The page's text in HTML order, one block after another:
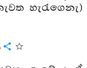
හැරැගෙනැ)